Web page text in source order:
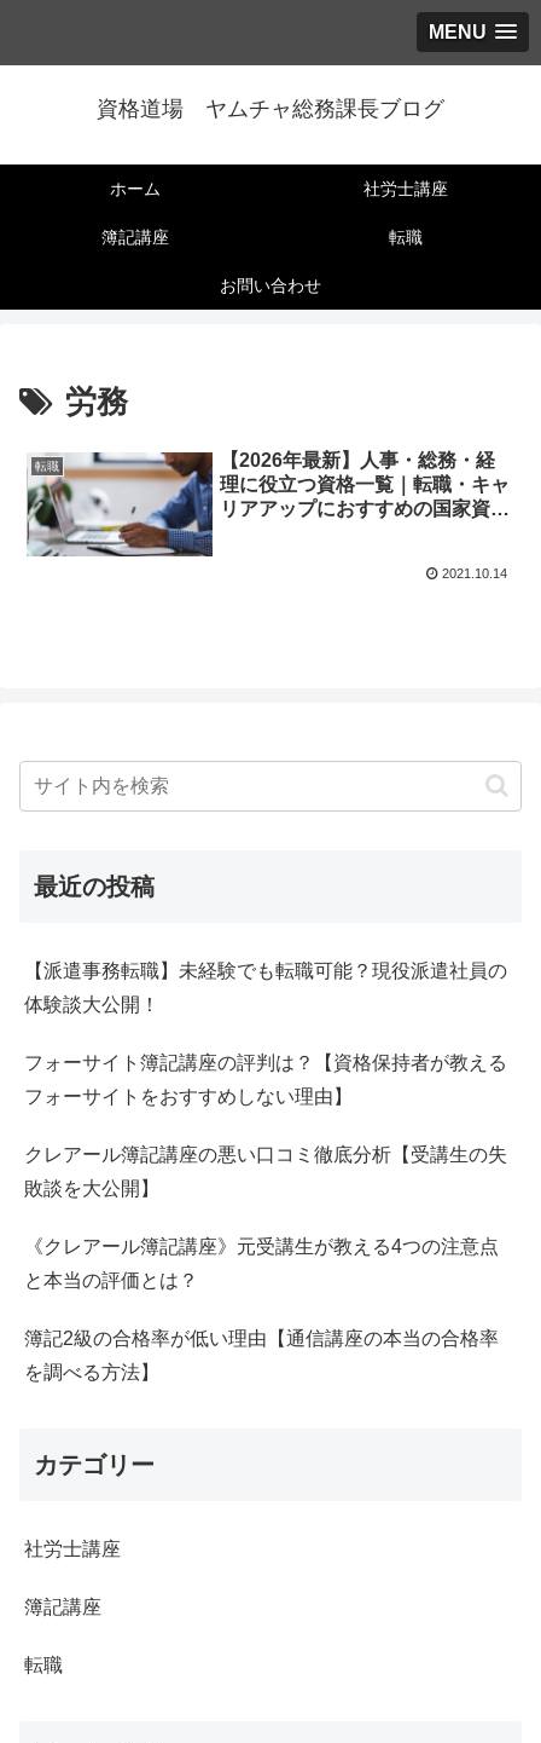
MENU
資格道場 ヤムチャ総務課長ブログ
ホーム 社労士講座
簿記講座 転職
お問い合わせ
労務
転職
【2026年最新】人事・総務・経
理に役立つ資格一覧｜転職・キャ
リアアップにおすすめの国家資格
2021.10.14
最近の投稿
【派遣事務転職】未経験でも転職可能？現役派遣社員の
体験談大公開！
フォーサイト簿記講座の評判は？【資格保持者が教える
フォーサイトをおすすめしない理由】
クレアール簿記講座の悪い口コミ徹底分析【受講生の失
敗談を大公開】
《クレアール簿記講座》元受講生が教える4つの注意点
と本当の評価とは？
簿記2級の合格率が低い理由【通信講座の本当の合格率
を調べる方法】
カテゴリー
社労士講座
簿記講座
転職